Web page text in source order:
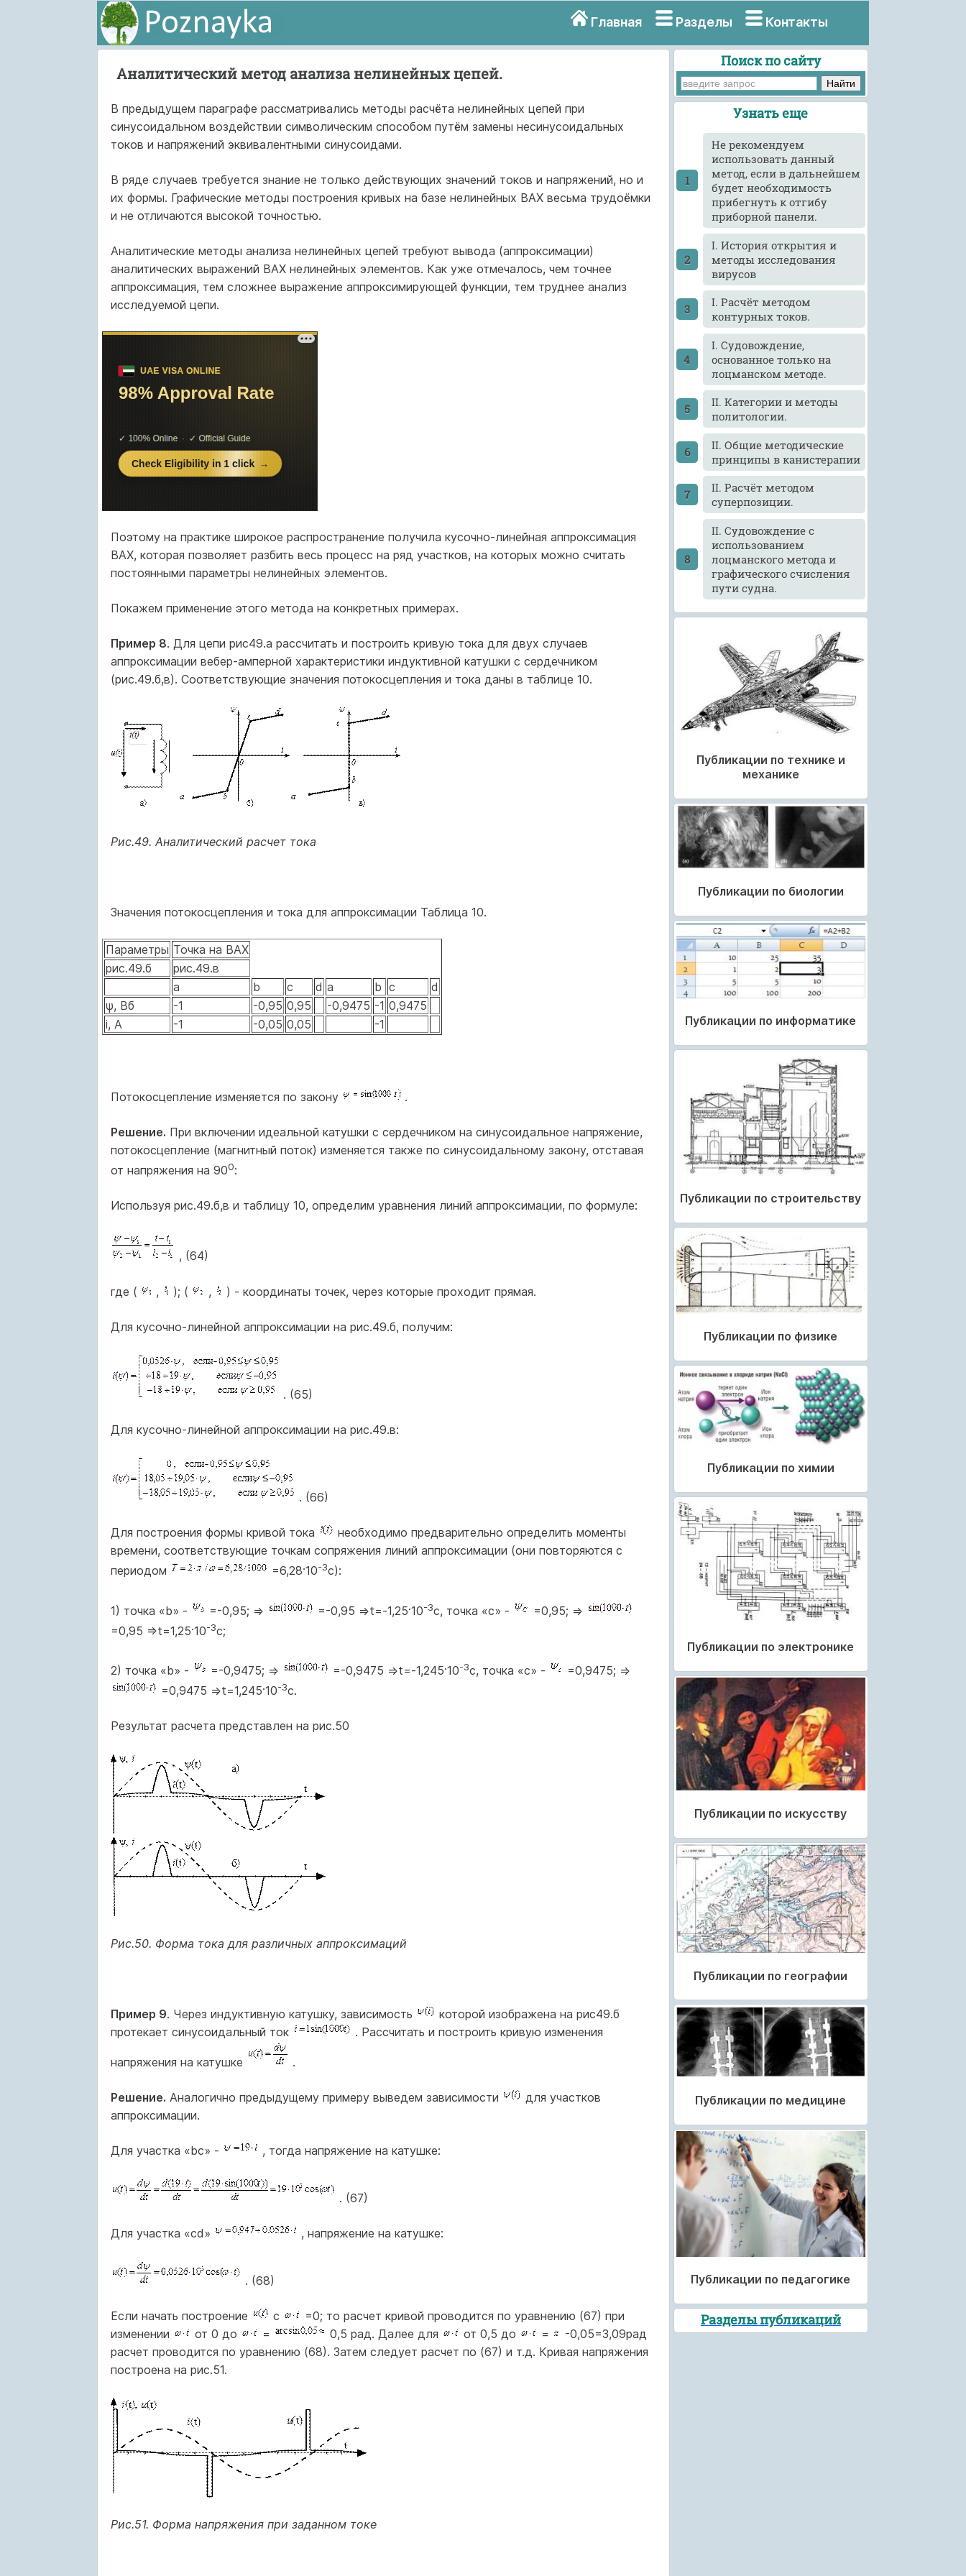
Главная Разделы Контакты
Аналитический метод анализа нелинейных цепей.
В предыдущем параграфе рассматривались методы расчёта нелинейных цепей при
синусоидальном воздействии символическим способом путём замены несинусоидальных
токов и напряжений эквивалентными синусоидами.
В ряде случаев требуется знание не только действующих значений токов и напряжений, но и
их формы. Графические методы построения кривых на базе нелинейных ВАХ весьма трудоёмки
и не отличаются высокой точностью.
Аналитические методы анализа нелинейных цепей требуют вывода (аппроксимации)
аналитических выражений ВАХ нелинейных элементов. Как уже отмечалось, чем точнее
аппроксимация, тем сложнее выражение аппроксимирующей функции, тем труднее анализ
исследуемой цепи.
Поэтому на практике широкое распространение получила кусочно-линейная аппроксимация
ВАХ, которая позволяет разбить весь процесс на ряд участков, на которых можно считать
постоянными параметры нелинейных элементов.
Покажем применение этого метода на конкретных примерах.
Пример 8. Для цепи рис49.а рассчитать и построить кривую тока для двух случаев
аппроксимации вебер-амперной характеристики индуктивной катушки с сердечником
(рис.49.б,в). Соответствующие значения потокосцепления и тока даны в таблице 10.
Рис.49. Аналитический расчет тока
Значения потокосцепления и тока для аппроксимации Таблица 10.
Параметры Точка на ВАХ
рис.49.б
рис.49.в
а
b c d a b с
d
ψ, Вб
-1 -0,95 0,95 -0,9475 -1 0,9475
i, А
-1 -0,05 0,05 -1
Потокосцепление изменяется по закону .
Решение. При включении идеальной катушки с сердечником на синусоидальное напряжение,
потокосцепление (магнитный поток) изменяется также по синусоидальному закону, отставая
от напряжения на 900:
Используя рис.49.б,в и таблицу 10, определим уравнения линий аппроксимации, по формуле:
, (64)
где ( , ); ( , ) - координаты точек, через которые проходит прямая.
Для кусочно-линейной аппроксимации на рис.49.б, получим:
. (65)
Для кусочно-линейной аппроксимации на рис.49.в:
. (66)
Для построения формы кривой тока
необходимо предварительно определить моменты
времени, соответствующие точкам сопряжения линий аппроксимации (они повторяются с
периодом
=6,28·10-3с):
1) точка «b» - =-0,95; => =-0,95 =>t=-1,25·10-3с, точка «с» -
=0,95; =>
=0,95 =>t=1,25·10-3с;
2) точка «b» - =-0,9475; => =-0,9475 =>t=-1,245·10-3с, точка «c» -
=0,9475; =>
=0,9475 =>t=1,245·10-3с.
Результат расчета представлен на рис.50
Рис.50. Форма тока для различных аппроксимаций
Пример 9. Через индуктивную катушку, зависимость
которой изображена на рис49.б
протекает синусоидальный ток
. Рассчитать и построить кривую изменения
напряжения на катушке .
Решение. Аналогично предыдущему примеру выведем зависимости
для участков
аппроксимации.
Для участка «bc» - , тогда напряжение на катушке:
. (67)
Для участка «cd» , напряжение на катушке:
. (68)
Если начать построение с
=0; то расчет кривой проводится по уравнению (67) при
изменении
от 0 до = 0,5 рад. Далее для от 0,5 до =
-0,05=3,09рад
расчет проводится по уравнению (68). Затем следует расчет по (67) и т.д. Кривая напряжения
построена на рис.51.
Рис.51. Форма напряжения при заданном токе
Поиск по сайту
Узнать еще
He рекомендуем
использовать данный
метод, если в дальнейшем
будет необходимость
прибегнуть к отгибу
приборной панели.
I. История открытия и
методы исследования
вирусов
I. Расчёт методом
контурных токов.
I. Судовождение,
основанное только на
лоцманском методе.
II. Категории и методы
политологии.
II. Общие методические
принципы в канистерапии
II. Расчёт методом
суперпозиции.
II. Судовождение с
использованием
лоцманского метода и
графического счисления
пути судна.
Публикации по технике и
механике
Публикации по биологии
Публикации по информатике
Публикации по строительству
Публикации по физике
Публикации по химии
Публикации по электронике
Публикации по искусству
Публикации по географии
Публикации по медицине
Публикации по педагогике
Разделы публикаций